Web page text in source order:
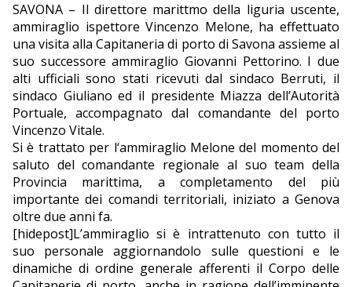
SAVONA – Il direttore marittmo della liguria uscente,
ammiraglio ispettore Vincenzo Melone, ha effettuato
una visita alla Capitaneria di porto di Savona assieme al
suo successore ammiraglio Giovanni Pettorino. I due
alti ufficiali sono stati ricevuti dal sindaco Berruti, il
sindaco Giuliano ed il presidente Miazza dell’Autorità
Portuale, accompagnato dal comandante del porto
Vincenzo Vitale.
Si è trattato per l‘ammiraglio Melone del momento del
saluto del comandante regionale al suo team della
Provincia marittima, a completamento del più
importante dei comandi territoriali, iniziato a Genova
oltre due anni fa.
[hidepost]L’ammiraglio si è intrattenuto con tutto il
suo personale aggiornandolo sulle questioni e le
dinamiche di ordine generale afferenti il Corpo delle